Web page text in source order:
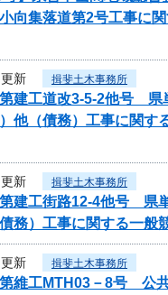
向集落道第2号工事に関
新 揖斐土木事務所
第建工道改3-5-2他号
他（債務）工事に関す
新 揖斐土木事務所
第建工街路12-4他号
債務）工事に関する一般
新 揖斐土木事務所
第維工MTH03－8号 公